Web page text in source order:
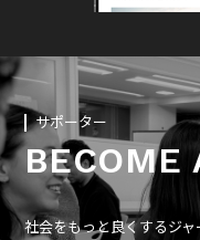
サポーター
BECOME
社会をもっと良くするジ